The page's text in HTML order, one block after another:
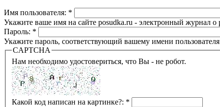
Имя пользователя: *
Укажите ваше имя на сайте posudka.ru - электронный журнал
Пароль: *
Укажите пароль, соответствующий вашему имени
CAPTCHA
Нам необходимо удостовериться, что Вы - не робот.
Какой код написан на картинке?: *